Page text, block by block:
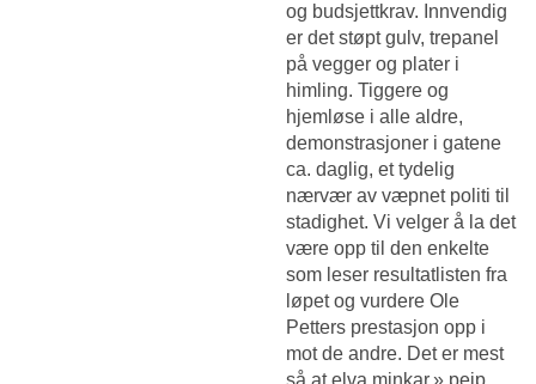
og budsjettkrav. Innvendig
er det støpt gulv, trepanel
på vegger og plater i
himling. Tiggere og
hjemløse i alle aldre,
demonstrasjoner i gatene
ca. daglig, et tydelig
nærvær av væpnet politi til
stadighet. Vi velger å la det
være opp til den enkelte
som leser resultatlisten fra
løpet og vurdere Ole
Petters prestasjon opp i
mot de andre. Det er mest
så at elva minkar,» peip